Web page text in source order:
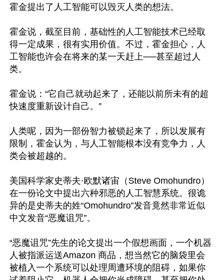
霍金提出了人工智能可以毁灭人类的想法。
霍金说，截至目前，基础性的人工智能技术已经取
得一定成果，很有实用价值。不过，霍金担心，人
工智能也许会在将来的某一天赶上──甚至超过人
类。
霍金说：“它自己就动起来了，还能以前所未有的超
快速度重新设计自己。”
人类呢，因为一部份智力被锁起来了，所以发展有
限制，霍金认为，与人工智能根本没有竞争力，人
类会被超越的。
美国科学家史蒂夫·欧默诸宙（Steve Omohundro）
在一份论文中提出六种邪恶的人工智慧系统。很诡
异的是史蒂夫的姓“Omohundro”发音竟然非常近似
中文发音“恶魔诅咒”。
“恶魔诅咒”先生的论文提出一个假想画面，一个机器
人被指派运送Amazon 商品，想当然它的脑袋里会
被植入一个系统可以处理周遭环境的阻碍，如果你